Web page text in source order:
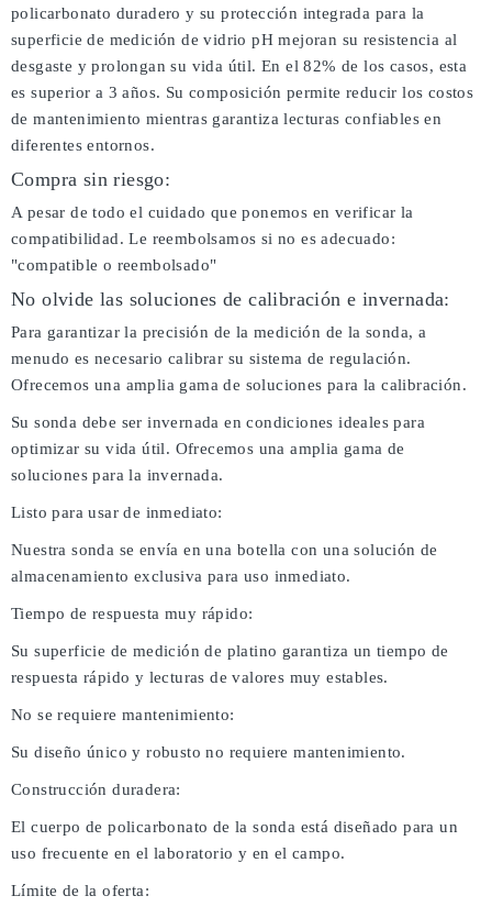
policarbonato duradero y su protección integrada para la
superficie de medición de vidrio pH mejoran su resistencia al
desgaste y prolongan su vida útil. En el 82% de los casos, esta
es superior a 3 años. Su composición permite reducir los costos
de mantenimiento mientras garantiza lecturas confiables en
diferentes entornos.
Compra sin riesgo:
A pesar de todo el cuidado que ponemos en verificar la
compatibilidad. Le reembolsamos si no es adecuado:
"compatible o reembolsado"
No olvide las soluciones de calibración e invernada:
Para garantizar la precisión de la medición de la sonda, a
menudo es necesario calibrar su sistema de regulación.
Ofrecemos una amplia gama de soluciones para la calibración.
Su sonda debe ser invernada en condiciones ideales para
optimizar su vida útil. Ofrecemos una amplia gama de
soluciones para la invernada.
Listo para usar de inmediato:
Nuestra sonda se envía en una botella con una solución de
almacenamiento exclusiva para uso inmediato.
Tiempo de respuesta muy rápido:
Su superficie de medición de platino garantiza un tiempo de
respuesta rápido y lecturas de valores muy estables.
No se requiere mantenimiento:
Su diseño único y robusto no requiere mantenimiento.
Construcción duradera:
El cuerpo de policarbonato de la sonda está diseñado para un
uso frecuente en el laboratorio y en el campo.
Límite de la oferta: